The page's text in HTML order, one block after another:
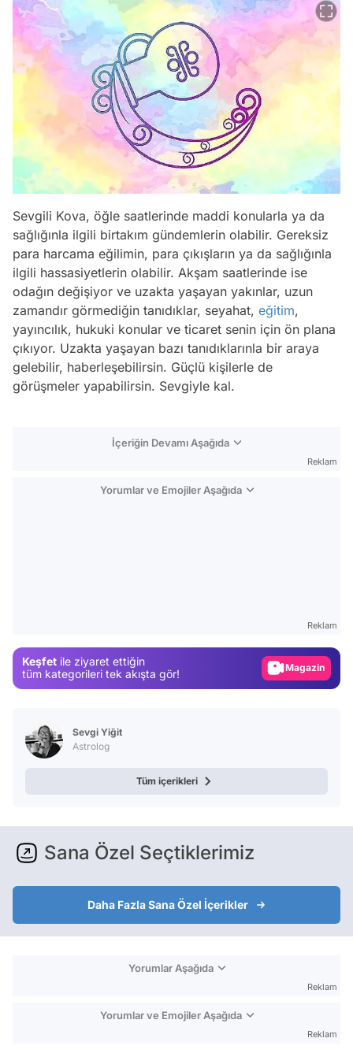
Sevgili Kova, öğle saatlerinde maddi konularla ya da
sağlığınla ilgili birtakım gündemlerin olabilir. Gereksiz
para harcama eğilimin, para çıkışların ya da sağlığınla
ilgili hassasiyetlerin olabilir. Akşam saatlerinde ise
odağın değişiyor ve uzakta yaşayan yakınlar, uzun
zamandır görmediğin tanıdıklar, seyahat, eğitim,
yayıncılık, hukuki konular ve ticaret senin için ön plana
çıkıyor. Uzakta yaşayan bazı tanıdıklarınla bir araya
gelebilir, haberleşebilirsin. Güçlü kişilerle de
görüşmeler yapabilirsin. Sevgiyle kal.
İçeriğin Devamı Aşağıda
Reklam
Yorumlar ve Emojiler Aşağıda
Reklam
Keşfet ile ziyaret ettiğin
tüm kategorileri tek akışta gör!
Magazin
Sevgi Yiğit
Astrolog
Tüm içerikleri
Sana Özel Seçtiklerimiz
Daha Fazla Sana Özel İçerikler
Yorumlar Aşağıda
Reklam
Yorumlar ve Emojiler Aşağıda
Reklam